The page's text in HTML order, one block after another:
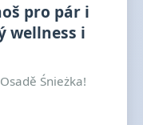
pro pár i
wellness i
Śnieżka!